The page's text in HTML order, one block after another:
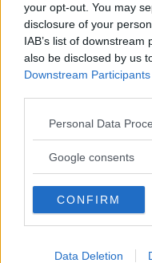
your opt-out. You may
disclosure of your
IAB’s list of
also be disclosed by us
Downstream Participants
Please note that this
not limited to your visit
use your data for below
consent section.
Personal Data
Google consents
CONFIRM
Data Deletion